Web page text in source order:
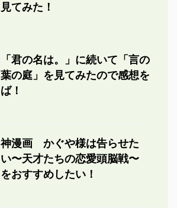
見てみた！
「君の名は。」に続いて「言の
葉の庭」を見てみたので感想を
ば！
神漫画 かぐや様は告らせた
い〜天才たちの恋愛頭脳戦〜
をおすすめしたい！